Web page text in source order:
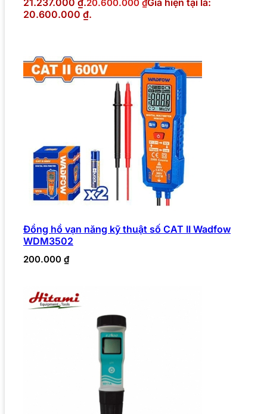
21.237.000 ₫.20.600.000 ₫Giá hiện tại là:
20.600.000 ₫.
Đồng hồ vạn năng kỹ thuật số CAT II Wadfow
WDM3502
200.000 ₫